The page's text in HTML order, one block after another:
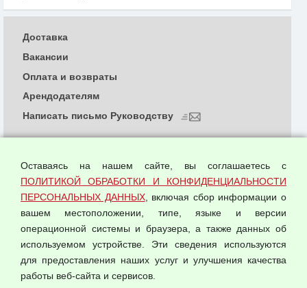
© 2026 ООО "Феникс"
Политика обработки и конфиденциальности
персональных данных
Согласием на обработку персональных данных
Оферта оптовой купли-продажи
Публичная оферта
Доставка
Вакансии
Оплата и возвраты
Арендодателям
Написать письмо Руководству
Оставаясь на нашем сайте, вы соглашаетесь с
ПОЛИТИКОЙ ОБРАБОТКИ И КОНФИДЕНЦИАЛЬНОСТИ
ПЕРСОНАЛЬНЫХ ДАННЫХ, включая сбор информации о
вашем местоположении, типе, языке и версии
операционной системы и браузера, а также данных об
используемом устройстве. Эти сведения используются
для предоставления наших услуг и улучшения качества
работы веб-сайта и сервисов.